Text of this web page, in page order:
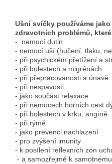
Ušní svíčky používáme
zdravotních problémů,
- nemocí dutin
- nemocí uší (hučení, tlaku,
- při psychickém přetížení a
- při bolestech a migrénách
- při přepracovanosti a únavě
- při nespavosti
- jako součást relaxace
- při nemocech horních cest
- při bolestech v krku, angíně
- při rýmě
- jako prevenci nachlazení
- pro zvýšení imunity
- k posílení reflexních zón
- a samozřejmě k